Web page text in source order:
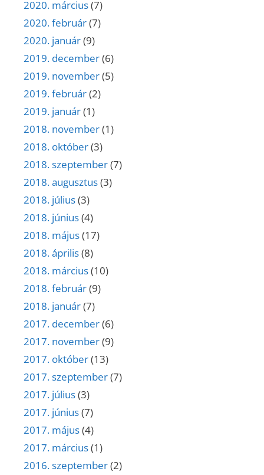
2020. március(7)
2020. február(7)
2020. január(9)
2019. december(6)
2019. november(5)
2019. február(2)
2019. január(1)
2018. november(1)
2018. október(3)
2018. szeptember(7)
2018. augusztus(3)
2018. július(3)
2018. június(4)
2018. május(17)
2018. április(8)
2018. március(10)
2018. február(9)
2018. január(7)
2017. december(6)
2017. november(9)
2017. október(13)
2017. szeptember(7)
2017. július(3)
2017. június(7)
2017. május(4)
2017. március(1)
2016. szeptember(2)